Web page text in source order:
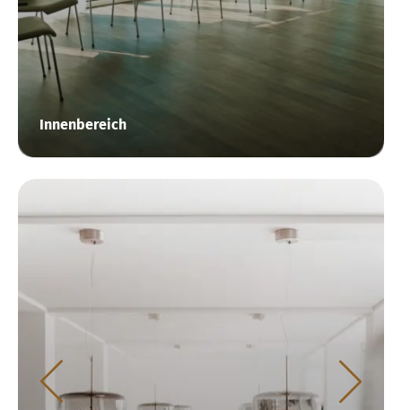
Innenbereich